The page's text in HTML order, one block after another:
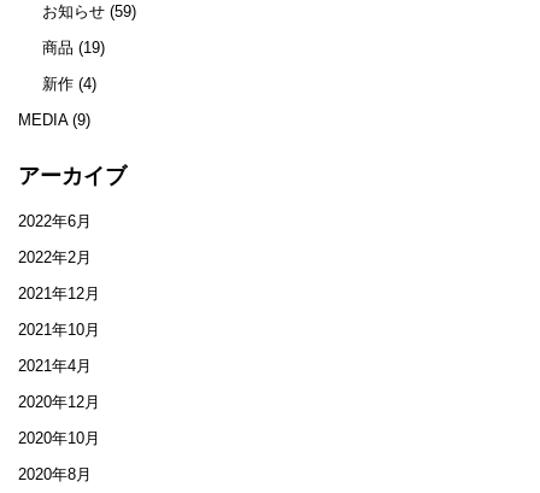
お知らせ(59)
商品 (19)
新作(4)
MEDIA(9)
アーカイブ
2022年6月
2022年2月
2021年12月
2021年10月
2021年4月
2020年12月
2020年10月
2020年8月